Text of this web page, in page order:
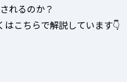
れるのか？
こちらで解説しています👇